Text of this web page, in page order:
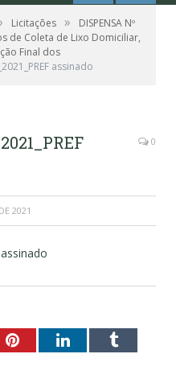
Licitações »
DISPENSA Nº
de Coleta de Lixo Domiciliar,
Final dos
assinado
0
2021
PinterestLinkedInTumblr